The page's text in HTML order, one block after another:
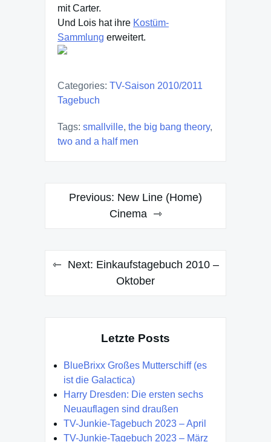
mit Carter.
Und Lois hat ihre Kostüm-
Sammlung erweitert.
Categories: TV-Saison 2010/2011
Tagebuch
Tags: smallville, the big bang theory,
two and a half men
Post
navigation
Previous: New Line (Home)
Cinema
Next: Einkaufstagebuch 2010 –
Oktober
Letzte Posts
BlueBrixx Großes Mutterschiff (es
ist die Galactica)
Harry Dresden: Die ersten sechs
Neuauflagen sind draußen
TV-Junkie-Tagebuch 2023 – April
TV-Junkie-Tagebuch 2023 – März